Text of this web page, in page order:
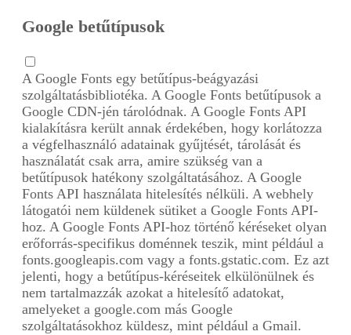
Google betűtípusok
A Google Fonts egy betűtípus-beágyazási
szolgáltatásbibliotéka. A Google Fonts betűtípusok a
Google CDN-jén tárolódnak. A Google Fonts API
kialakításra került annak érdekében, hogy korlátozza
a végfelhasználó adatainak gyűjtését, tárolását és
használatát csak arra, amire szükség van a
betűtípusok hatékony szolgáltatásához. A Google
Fonts API használata hitelesítés nélküli. A webhely
látogatói nem küldenek sütiket a Google Fonts API-
hoz. A Google Fonts API-hoz történő kéréseket olyan
erőforrás-specifikus doménnek teszik, mint például a
fonts.googleapis.com vagy a fonts.gstatic.com. Ez azt
jelenti, hogy a betűtípus-kéréseitek elkülönülnek és
nem tartalmazzák azokat a hitelesítő adatokat,
amelyeket a google.com más Google
szolgáltatásokhoz küldesz, mint például a Gmail.